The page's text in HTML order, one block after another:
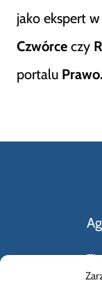
jako ekspert w
Czwórce czy
portalu